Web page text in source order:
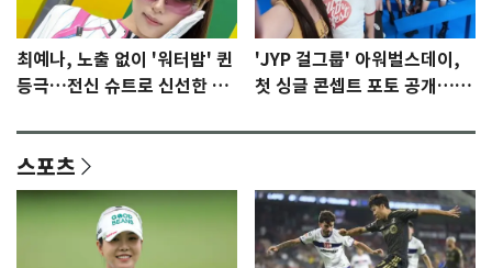
최예나, 노출 없이 '워터밤' 퀸
등극…전신 슈트로 신선한 충
'JYP 걸그룹' 아워벌스데이,
첫 싱글 콘셉트 포토 공개…청
스포츠